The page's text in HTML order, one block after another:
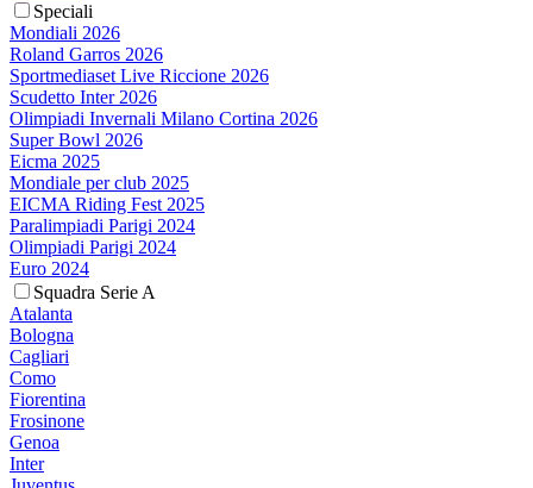
Speciali
Mondiali 2026
Roland Garros 2026
Sportmediaset Live Riccione 2026
Scudetto Inter 2026
Olimpiadi Invernali Milano Cortina 2026
Super Bowl 2026
Eicma 2025
Mondiale per club 2025
EICMA Riding Fest 2025
Paralimpiadi Parigi 2024
Olimpiadi Parigi 2024
Euro 2024
Squadra Serie A
Atalanta
Bologna
Cagliari
Como
Fiorentina
Frosinone
Genoa
Inter